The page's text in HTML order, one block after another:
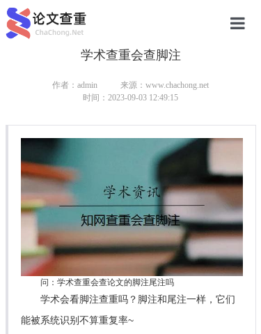
研究生论
硕士论文
博士论文
学术查重会查脚注
作者：admin
来源：www.chachong.net
时间：2023-09-03 12:49:15
问：学术查重会查论文的脚注尾注吗
学术会看脚注查重吗？脚注和尾注一样，它们
能被系统识别不算重复率~